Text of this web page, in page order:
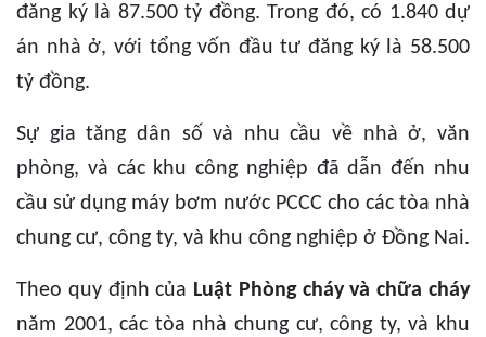
đăng ký là 87.500 tỷ đồng. Trong đó, có 1.840 dự
án nhà ở, với tổng vốn đầu tư đăng ký là 58.500
tỷ đồng.
Sự gia tăng dân số và nhu cầu về nhà ở, văn
phòng, và các khu công nghiệp đã dẫn đến nhu
cầu sử dụng máy bơm nước PCCC cho các tòa nhà
chung cư, công ty, và khu công nghiệp ở Đồng Nai.
Theo quy định của Luật Phòng cháy và chữa cháy
năm 2001, các tòa nhà chung cư, công ty, và khu